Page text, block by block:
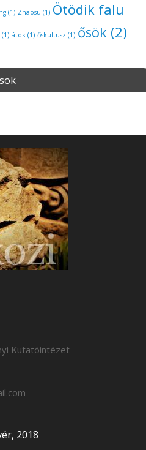
(1) Zhaosu (1) Ötödik falu
(1) átok(1) őskultusz (1) ősök(2)
Kutatóintézet
2018